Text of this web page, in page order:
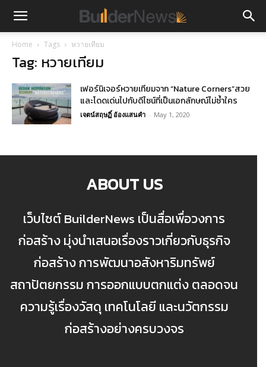
Home Tags หวายเทียม
Tag: หวายเทียม
เฟอร์นิเจอร์หวายเทียมจาก “Nature Corners”สวย
และโดดเด่นไปกับดีไซน์ที่เป็นเอกลักษณ์ไม่ซ้ำใคร
เจตน์สฤษฏิ์ อ้องแสนคำ - May 1, 2020
ABOUT US
เว็บไซต์ BuilderNews เป็นสื่อเพื่อวงการ
ก่อสร้าง มุ่งนำเสนอเรื่องราวเกี่ยวกับธุรกิจ
ก่อสร้าง การพัฒนาอสังหาริมทรัพย์
สถาปัตยกรรม การออกแบบตกแต่ง ตลอดจน
ความรู้เรื่องวัสดุ เทคโนโลยี และนวัตกรรม
ก่อสร้างอย่างครบวงจร